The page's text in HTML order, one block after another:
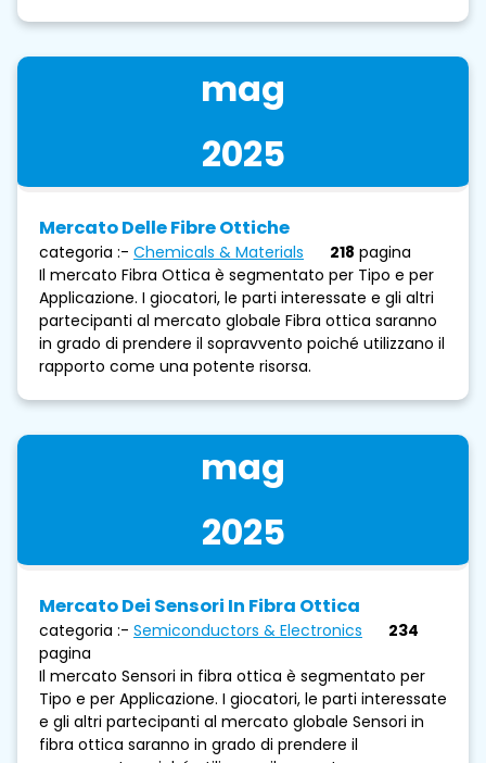
mag
2025
Mercato Delle Fibre Ottiche
categoria :- Chemicals & Materials 218 pagina
Il mercato Fibra Ottica è segmentato per Tipo e per
Applicazione. I giocatori, le parti interessate e gli altri
partecipanti al mercato globale Fibra ottica saranno
in grado di prendere il sopravvento poiché utilizzano il
rapporto come una potente risorsa.
mag
2025
Mercato Dei Sensori In Fibra Ottica
categoria :- Semiconductors & Electronics
234
pagina
Il mercato Sensori in fibra ottica è segmentato per
Tipo e per Applicazione. I giocatori, le parti interessate
e gli altri partecipanti al mercato globale Sensori in
fibra ottica saranno in grado di prendere il